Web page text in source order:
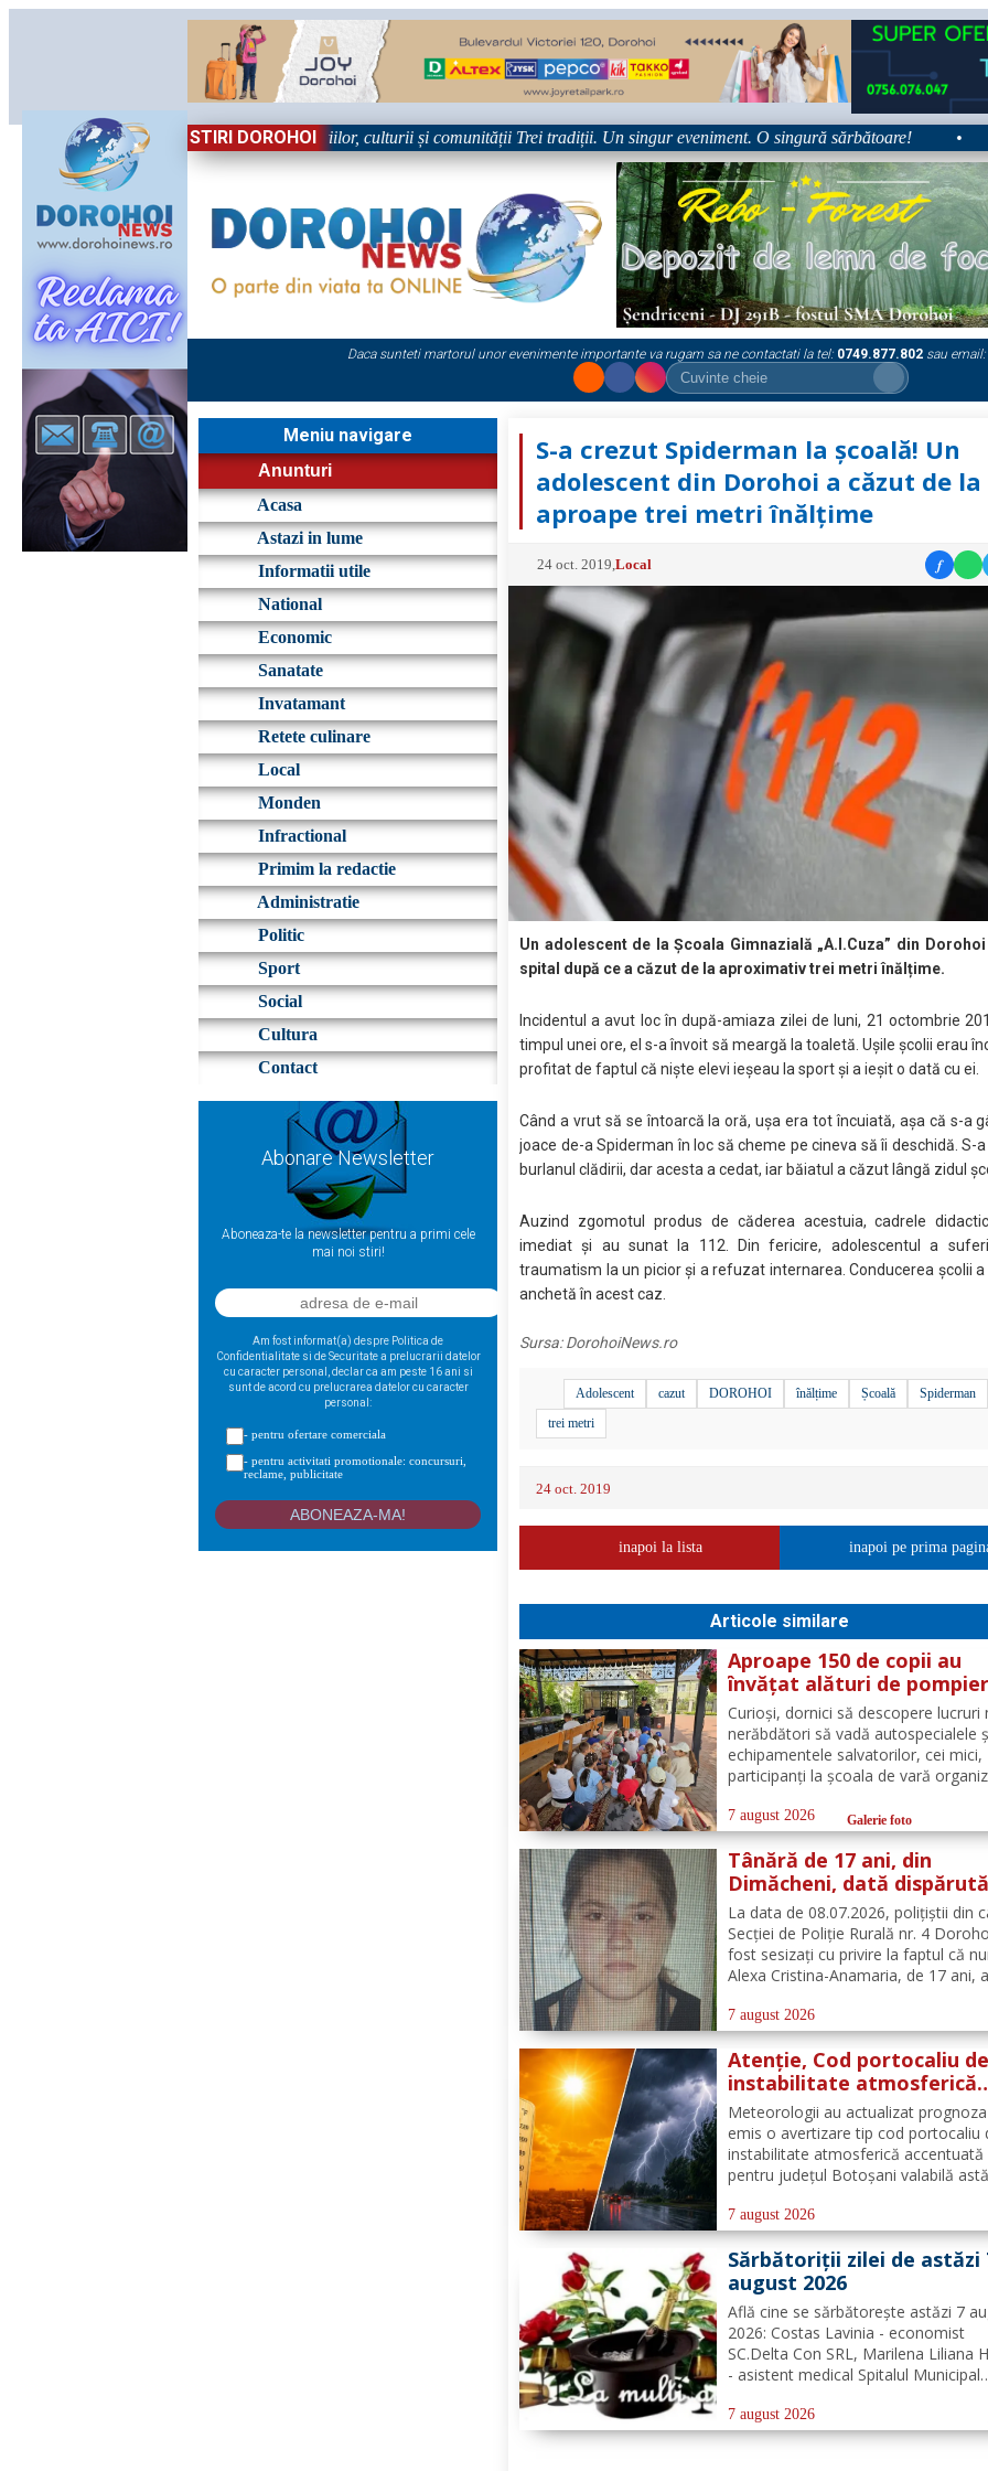
STIRI DOROHOI
Sărbătoare!” – trei zile dedicate tradițiilor, culturii și comunității Trei tradiții. Un singur eveniment. O singură sărbătoare!
Daca sunteti martorul unor evenimente importante va rugam sa ne contactati la tel: 0749.877.802 sau email:
Meniu navigare
Anunturi
Acasa
Astazi in lume
Informatii utile
National
Economic
Sanatate
Invatamant
Retete culinare
Local
Monden
Infractional
Primim la redactie
Administratie
Politic
Sport
Social
Cultura
Contact
Abonare Newsletter
Aboneaza-te la newsletter pentru a primi cele
mai noi stiri!
Am fost informat(a) despre Politica de
Confidentialitate si de Securitate a prelucrarii datelor
cu caracter personal, declar ca am peste 16 ani si
sunt de acord cu prelucrarea datelor cu caracter
personal:
- pentru ofertare comerciala
- pentru activitati promotionale: concursuri,
reclame, publicitate
S-a crezut Spiderman la școală! Un
adolescent din Dorohoi a căzut de la
aproape trei metri înălțime
24 oct. 2019 ,Local f
Un adolescent de la Școala Gimnazială „A.I.Cuza” din
spital după ce a căzut de la aproximativ trei metri înălțime.
Incidentul a avut loc în după-amiaza zilei de luni, 21 octombrie
timpul unei ore, el s-a învoit să meargă la toaletă. Ușile școlii erau
profitat de faptul că niște elevi ieșeau la sport și a ieșit o dată cu ei.
Când a vrut să se întoarcă la oră, ușa era tot încuiată, așa că s-a
joace de-a Spiderman în loc să cheme pe cineva să îi deschidă. S-
burlanul clădirii, dar acesta a cedat, iar băiatul a căzut lângă zidul
Auzind zgomotul produs de căderea acestuia, cadrele
imediat și au sunat la 112. Din fericire, adolescentul a
traumatism la un picior și a refuzat internarea. Conducerea școlii
anchetă în acest caz.
Sursa:DorohoiNews.ro
Adolescent cazut DOROHOI înălțime Școală Spiderman
trei metri
24 oct. 2019
inapoi la lista inapoi pe prima
Articole similare
Aproape 150 de copii au
învățat alături de
botoșăneni, că siguranța
începe cu un gest simplu
Curioși, dornici să descopere lucruri
nerăbdători să vadă autospecialele
echipamentele salvatorilor, cei mici,
participanți la școala de vară
Botoșani, au avut parte de o
interactivă despre prevenirea
urgență și...
7 august 2026 Galerie foto
Tânără de 17 ani, din
Dimăcheni, dată dispărută
după ce a plecat voluntar
acasă și nu a mai revenit
La data de 08.07.2026, polițiștii din
Secției de Poliție Rurală nr. 4
fost sesizați cu privire la faptul că
Alexa Cristina-Anamaria, de 17 ani, a
din satul și comuna Dimăcheni,
Botoșani. Semnalmentele numitei
7 august 2026
Atenție, Cod portocaliu de
instabilitate atmosferică
pentru județul Botoșani!
Meteorologii au actualizat
emis o avertizare tip cod portocaliu
instabilitate atmosferică accentuată
pentru județul Botoșani valabilă
manifesta prin intensificări ale
vijelii puternice (rafale de 70...90
averse...
7 august 2026
Sărbătoriții zilei de astăzi
august 2026
Află cine se sărbătoreşte astăzi 7
2026: Costas Lavinia - economist
SC.Delta Con SRL, Marilena Liliana
- asistent medical Spitalul Municipal
misionar protopopesc Protopopiatul
Dorohoi, Marcela Simona Vieru -
7 august 2026